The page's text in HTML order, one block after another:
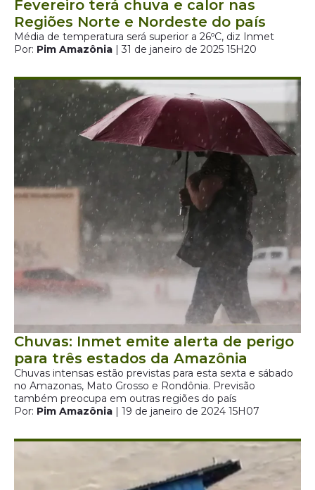
Fevereiro terá chuva e calor nas
Regiões Norte e Nordeste do país
Média de temperatura será superior a 26ºC, diz Inmet
Por: Pim Amazônia | 31 de janeiro de 2025 15H20
Chuvas: Inmet emite alerta de perigo
para três estados da Amazônia
Chuvas intensas estão previstas para esta sexta e sábado
no Amazonas, Mato Grosso e Rondônia. Previsão
também preocupa em outras regiões do país
Por: Pim Amazônia | 19 de janeiro de 2024 15H07